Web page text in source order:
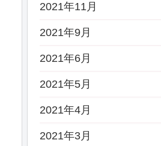
2021年11月
2021年9月
2021年6月
2021年5月
2021年4月
2021年3月